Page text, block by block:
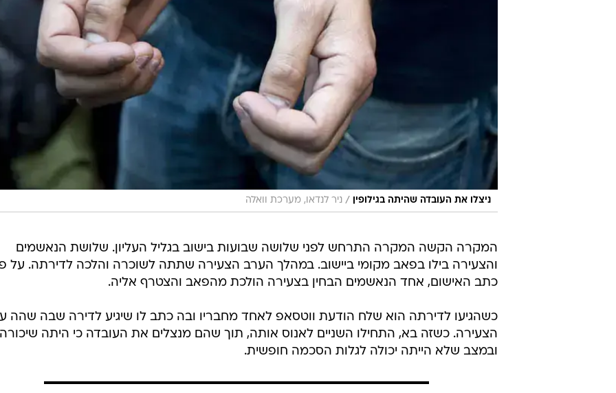
ניצלו את העובדה שהיתה בגילופין / ניר לנדאו, מערכת וואלה
המקרה הקשה המקרה התרחש לפני שלושה שבועות בישוב בגליל העליון. שלושת הנאשמים
והצעירה בילו בפאב מקומי ביישוב. במהלך הערב הצעירה שתתה לשוכרה והלכה לדירתה. על
כתב האישום, אחד הנאשמים הבחין בצעירה הולכת מהפאב והצטרף אליה.
כשהגיעו לדירתה הוא שלח הודעת ווטסאפ לאחד מחבריו ובה כתב לו שיגיע לדירה שבה שהה
הצעירה. כשזה בא, התחילו השניים לאנוס אותה, תוך שהם מנצלים את העובדה כי היתה שיכורה
ובמצב שלא הייתה יכולה לגלות הסכמה חופשית.